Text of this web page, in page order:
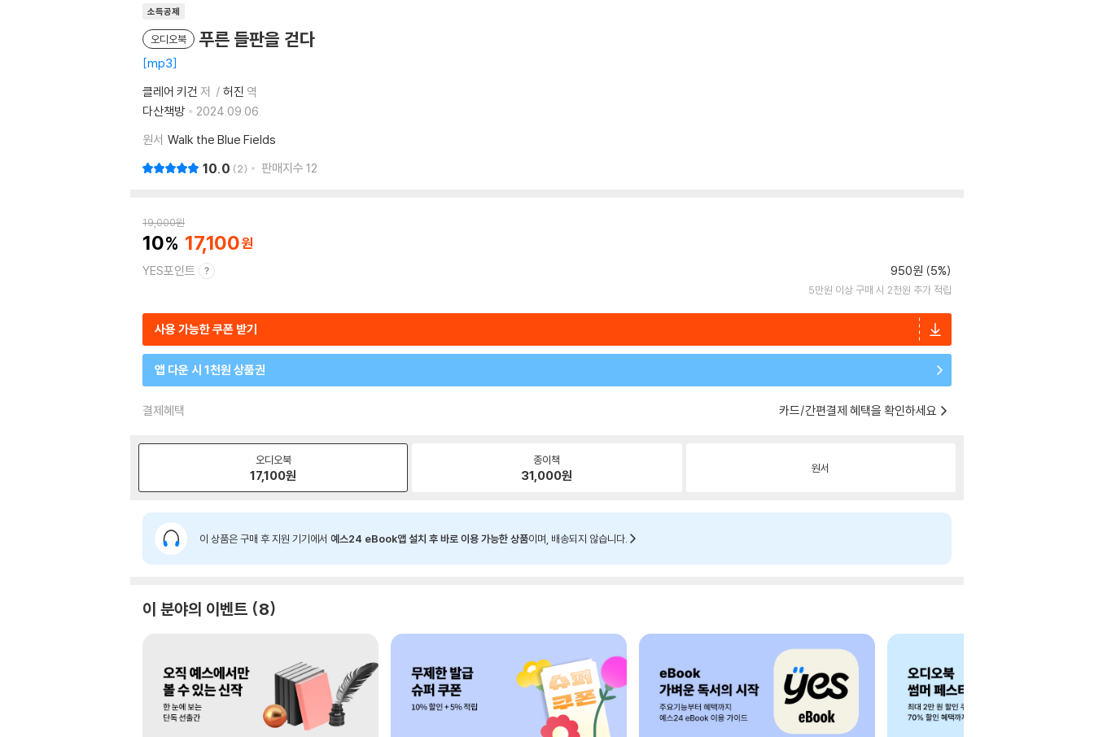
소득공제
오디오북 푸른 들판을 걷다
mp3
클레어 키건 저 허진 역
다산책방
2024.09.06.
원서 Walk the Blue Fields
10.0 2 판매지수 12
19,000원
10 17,100
YES포인트 950원 (5%)
5만원 이상 구매 시 2천원 추가 적립
사용 가능한 쿠폰 받기
앱 다운 시 1천원 상품권
결제혜택 카드/간편결제 혜택을 확인하세요
오디오북
17,100원
종이책
31,000원 원서
이 상품은 구매 후 지원 기기에서 예스24 eBook앱 설치 후 바로 이용 가능한 상품이며, 배송되지 않습니다.
이 분야의 이벤트 8